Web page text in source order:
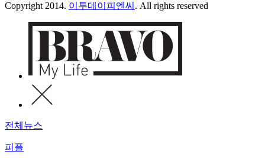
Copyright 2014. 이투데이피엔씨 . All rights reserved
전체뉴스
피플